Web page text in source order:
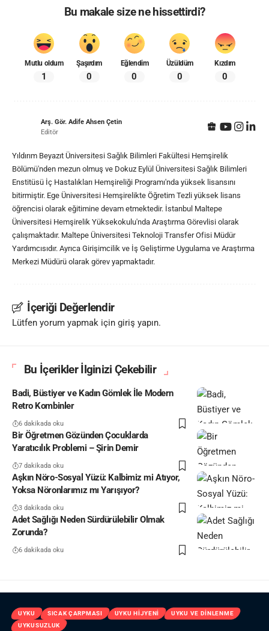
Bu makale size ne hissettirdi?
Mutlu oldum
1
Şaşırdım
0
Eğlendim
0
Üzüldüm
0
Kızdım
0
Arş. Gör. Adife Ahsen Çetin
Editör
Yıldırım Beyazıt Üniversitesi Sağlık Bilimleri Fakültesi Hemşirelik
Bölümü'nden mezun olmuş ve Dokuz Eylül Üniversitesi Sağlık Bilimleri
Enstitüsü İç Hastalıkları Hemşireliği Programı'nda yüksek lisansını
bitirmiştir. Ege Üniversitesi Hemşirelikte Öğretim Tezli yüksek lisans
öğrencisi olarak eğitimine devam etmektedir. İstanbul Maltepe
Üniversitesi Hemşirelik Yüksekokulu'nda Araştırma Görevlisi olarak
çalışmaktadır. Maltepe Üniversitesi Teknoloji Transfer Ofisi Müdür
Yardımcısıdır. Ayrıca Girişimcilik ve İş Geliştirme Uygulama ve Araştırma
Merkezi Müdürü olarak görev yapmaktadır.
İçeriği Değerlendir
Lütfen yorum yapmak için giriş yapın.
Bu İçerikler İlginizi Çekebilir
Badi, Büstiyer ve Kadın Gömlek İle Modern
Retro Kombinler
6 dakikada oku
Bir Öğretmen Gözünden Çocuklarda
Yaratıcılık Problemi – Şirin Demir
7 dakikada oku
Aşkın Nöro-Sosyal Yüzü: Kalbimiz mi Atıyor,
Yoksa Nöronlarımız mı Yarışıyor?
3 dakikada oku
Adet Sağlığı Neden Sürdürülebilir Olmak
Zorunda?
6 dakikada oku
UYKU SICAK ÇARPMASI UYKU HIJYENI
UYKU VE DINLENME
UYKUSUZLUK